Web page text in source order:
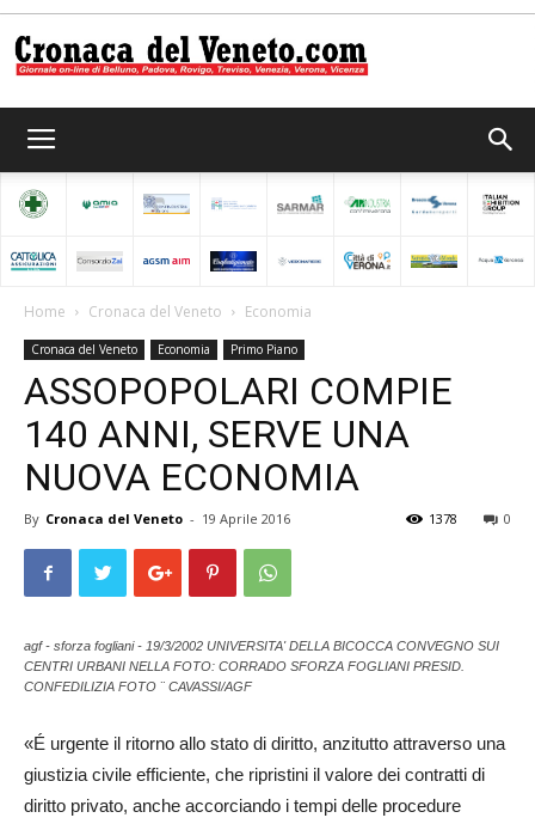
del
Veneto
Home Cronaca del Veneto Economia
Cronaca del Veneto Economia Primo Piano
ASSOPOPOLARI COMPIE
140 ANNI, SERVE UNA
NUOVA ECONOMIA
By Cronaca del Veneto - 19 Aprile 2016 0
1378
agf - sforza fogliani - 19/3/2002 UNIVERSITA' DELLA BICOCCA CONVEGNO SUI
CENTRI URBANI NELLA FOTO: CORRADO SFORZA FOGLIANI PRESID.
CONFEDILIZIA FOTO ¨ CAVASSI/AGF
«É urgente il ritorno allo stato di diritto, anzitutto attraverso una
giustizia civile efficiente, che ripristini il valore dei contratti di
diritto privato, anche accorciando i tempi delle procedure